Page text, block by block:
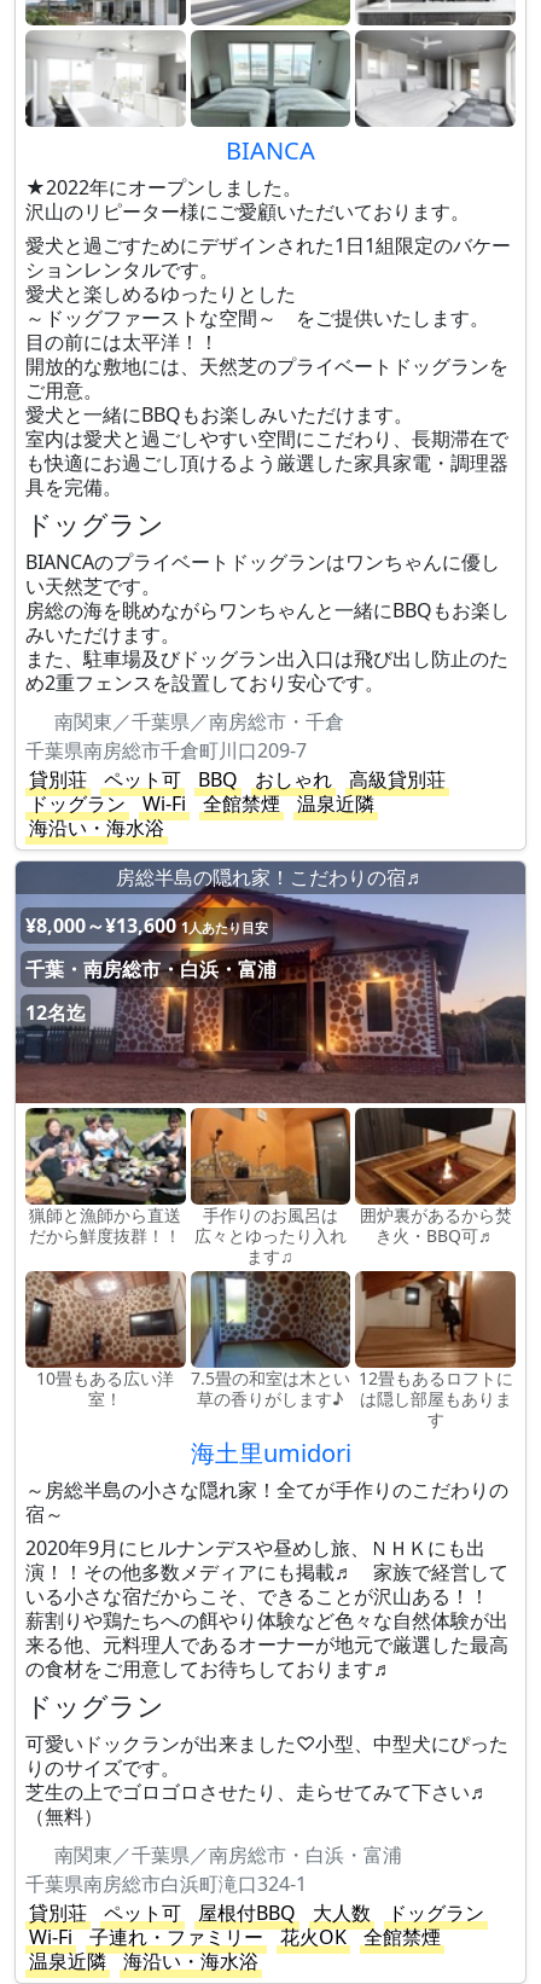
BIANCA
★2022年にオープンしました。
沢山のリピーター様にご愛顧いただいております。
愛犬と過ごすためにデザインされた1日1組限定のバケー
ションレンタルです。
愛犬と楽しめるゆったりとした
～ドッグファーストな空間～ をご提供いたします。
目の前には太平洋！！
開放的な敷地には、天然芝のプライベートドッグランを
ご用意。
愛犬と一緒にBBQもお楽しみいただけます。
室内は愛犬と過ごしやすい空間にこだわり、長期滞在で
も快適にお過ごし頂けるよう厳選した家具家電・調理器
具を完備。
ドッグラン
BIANCAのプライベートドッグランはワンちゃんに優し
い天然芝です。
房総の海を眺めながらワンちゃんと一緒にBBQもお楽し
みいただけます。
また、駐車場及びドッグラン出入口は飛び出し防止のた
め2重フェンスを設置しており安心です。
南関東／千葉県／南房総市・千倉
千葉県南房総市千倉町川口209-7
貸別荘
ペット可 BBQ おしゃれ
高級貸別荘
ドッグラン
Wi-Fi 全館禁煙
温泉近隣
海沿い・海水浴
房総半島の隠れ家！こだわりの宿♬
¥8,000～¥13,600 1人あたり目安
千葉・南房総市・白浜・富浦
12名迄
猟師と漁師から直送
だから鮮度抜群！！
手作りのお風呂は
広々とゆったり入れ
ます♫
囲炉裏があるから焚
き火・BBQ可♬
10畳もある広い洋
室！
7.5畳の和室は木とい
草の香りがします♪
12畳もあるロフトに
は隠し部屋もありま
す
海土里umidori
～房総半島の小さな隠れ家！全てが手作りのこだわりの
宿～
2020年9月にヒルナンデスや昼めし旅、ＮＨＫにも出
演！！その他多数メディアにも掲載♬ 家族で経営して
いる小さな宿だからこそ、できることが沢山ある！！
薪割りや鶏たちへの餌やり体験など色々な自然体験が出
来る他、元料理人であるオーナーが地元で厳選した最高
の食材をご用意してお待ちしております♬
ドッグラン
可愛いドックランが出来ました♡小型、中型犬にぴった
りのサイズです。
芝生の上でゴロゴロさせたり、走らせてみて下さい♬
（無料）
南関東／千葉県／南房総市・白浜・富浦
千葉県南房総市白浜町滝口324-1
貸別荘
ペット可 屋根付BBQ 大人数
ドッグラン
Wi-Fi
子連れ・ファミリー 花火OK
全館禁煙
温泉近隣
海沿い・海水浴